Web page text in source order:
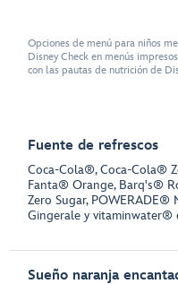
Opciones de menú para niños
Disney Check en menús
con las pautas de nutrición de
Fuente de refrescos
Coca-Cola®, Coca-Cola®
Fanta® Orange, Barq's®
Zero Sugar, POWERADE®
Gingerale y vitaminwater®
Sueño naranja